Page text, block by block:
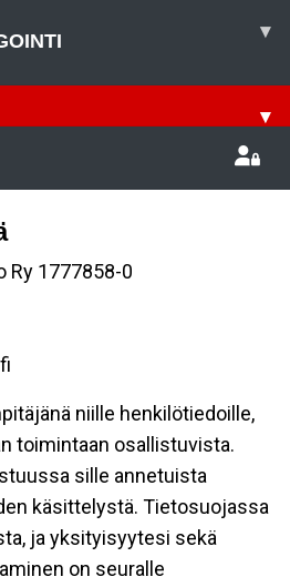
▾
▾
Ry 1777858-0
niille henkilötiedoille,
toimintaan osallistuvista.
sille annetuista
käsittelystä. Tietosuojassa
ja yksityisyytesi sekä
on seuralle